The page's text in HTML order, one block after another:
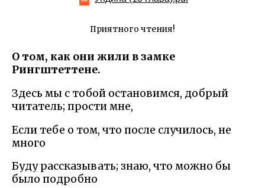
Приятного чтения!
О том, как они жили в замке
Рингштеттене.
Здесь мы с тобой остановимся, добрый
читатель; прости мне,
Если тебе о том, что после случилось, не
много
Буду рассказывать; знаю, что можно бы
было подробно